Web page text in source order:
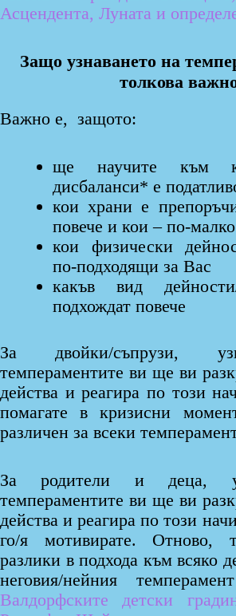
Асцендента, Луната и
Защо узнаването на
толкова
Важно е, защото:
ще научите към
дисбаланси* е
кои храни е
повече и кои – по-малко
кои физически
по-подходящи за Вас
какъв вид
подхождат повече
За двойки/съпрузи,
темпераментите ви ще ви
действа и реагира по този
помагате в кризисни
различен за всеки
За родители и деца,
темпераментите ви ще ви
действа и реагира по този
го/я мотивирате. Отново,
разлики в подхода към всяко
неговия/нейния
Валдорфските детски